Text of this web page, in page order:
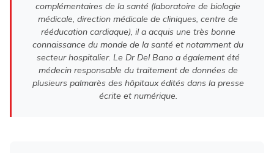
complémentaires de la santé (laboratoire de biologie
médicale, direction médicale de cliniques, centre de
rééducation cardiaque), il a acquis une très bonne
connaissance du monde de la santé et notamment du
secteur hospitalier. Le Dr Del Bano a également été
médecin responsable du traitement de données de
plusieurs palmarès des hôpitaux édités dans la presse
écrite et numérique.